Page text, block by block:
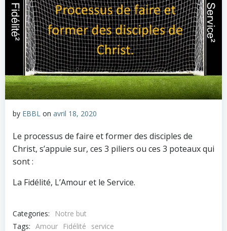
by EBBL on avril 18, 2020
Le processus de faire et former des disciples de
Christ, s’appuie sur, ces 3 piliers ou ces 3 poteaux qui
sont :
La Fidélité, L’Amour et le Service.
Categories:
Notre but
Tags: Amour Fidélité service